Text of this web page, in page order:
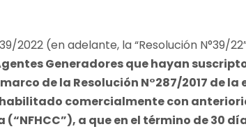
2022 (en adelante, la “Resolución N°39/22
Generadores que hayan suscripto
marco de la Resolución N°287/2017 de
comercialmente con
(“NFHCC”), a que en el término de 30